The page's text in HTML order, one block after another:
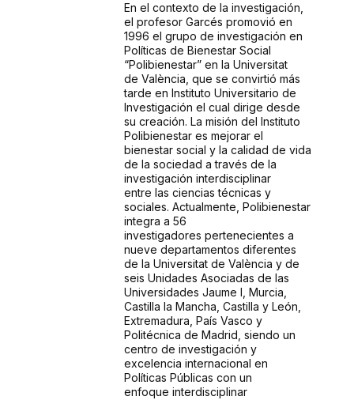
En el contexto de la investigación,
el profesor Garcés promovió en
1996 el grupo de investigación en
Políticas de Bienestar Social
“Polibienestar” en la Universitat
de València, que se convirtió más
tarde en Instituto Universitario de
Investigación el cual dirige desde
su creación. La misión del Instituto
Polibienestar es mejorar el
bienestar social y la calidad de vida
de la sociedad a través de la
investigación interdisciplinar
entre las ciencias técnicas y
sociales. Actualmente, Polibienestar
integra a 56
investigadores pertenecientes a
nueve departamentos diferentes
de la Universitat de València y de
seis Unidades Asociadas de las
Universidades Jaume I, Murcia,
Castilla la Mancha, Castilla y León,
Extremadura, País Vasco y
Politécnica de Madrid, siendo un
centro de investigación y
excelencia internacional en
Políticas Públicas con un
enfoque interdisciplinar